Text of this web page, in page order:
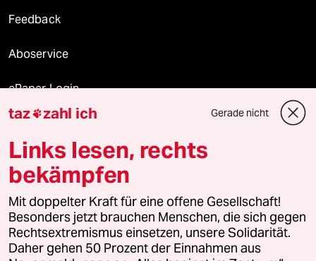
Feedback
Aboservice
ePaper Login
Downloads für Abonnierende
© 2026 taz Verlags und Vertriebs GmbH
Alle Rechte vorbehalten. Bei rechtlichen Fragen oder für Genehmigungen
wenden Sie sich bitte an
lizenzen@taz.de
Feedback Redaktionsstatut Kommune-Richtlinien
taz zahl ich Gerade nicht
Links lesen, rechts
bekämpfen
Mit doppelter Kraft für eine offene Gesellschaft!
Besonders jetzt brauchen Menschen, die sich gegen
Rechtsextremismus einsetzen, unsere Solidarität.
Daher gehen 50 Prozent der Einnahmen aus